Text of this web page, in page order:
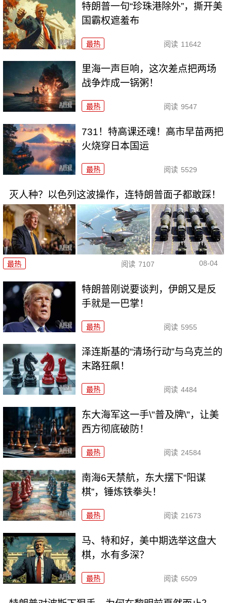
特朗普一句“珍珠港除外”，撕开美
国霸权遮羞布
最热 阅读 11642
里海一声巨响，这次差点把两场
战争炸成一锅粥！
最热 阅读 9547
731！特高课还魂！高市早苗两把
火烧穿日本国运
最热 阅读 5529
灭人种？以色列这波操作，连特朗普面子都敢踩！
最热 阅读 7107 08-04
特朗普刚说要谈判，伊朗又是反
手就是一巴掌！
最热 阅读 5955
泽连斯基的“清场行动”与乌克兰的
末路狂飙！
最热 阅读 4484
东大海军这一手\"普及牌\"，让美
西方彻底破防！
最热 阅读 24584
南海6天禁航，东大摆下“阳谋
棋”，锤炼铁拳头！
最热 阅读 21673
马、特和好，美中期选举这盘大
棋，水有多深？
最热 阅读 6509